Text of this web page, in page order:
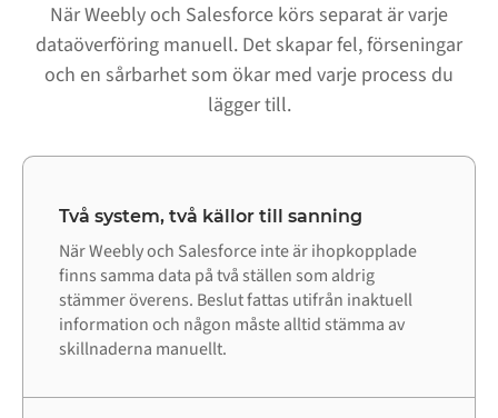
När Weebly och Salesforce körs separat är varje
dataöverföring manuell. Det skapar fel, förseningar
och en sårbarhet som ökar med varje process du
lägger till.
Två system, två källor till sanning
När Weebly och Salesforce inte är ihopkopplade
finns samma data på två ställen som aldrig
stämmer överens. Beslut fattas utifrån inaktuell
information och någon måste alltid stämma av
skillnaderna manuellt.